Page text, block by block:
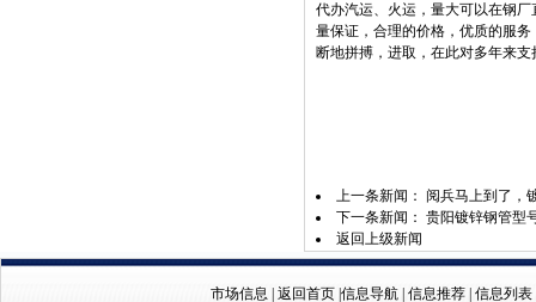
代办汽运、火运，量大可以在钢
量保证，合理的价格，优质的服
断地拼搏，进取，在此对多年来
上一条新闻： 阅兵马上到了，
下一条新闻： 贵阳镀锌钢管型
返回上级新闻
市场信息 返回首页| 信息导航| 信息推荐| 信息列表